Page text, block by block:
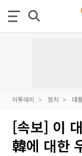
이투데이 정치 대
[속보] 이
韓에 대한